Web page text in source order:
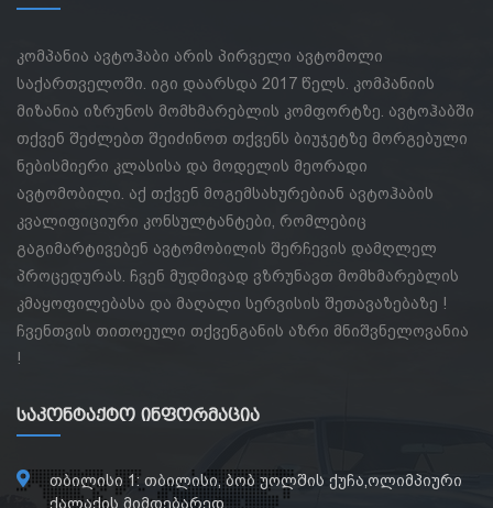
კომპანია ავტოჰაბი არის პირველი ავტომოლი
საქართველოში. იგი დაარსდა 2017 წელს. კომპანიის
მიზანია იზრუნოს მომხმარებლის კომფორტზე. ავტოჰაბში
თქვენ შეძლებთ შეიძინოთ თქვენს ბიუჯეტზე მორგებული
ნებისმიერი კლასისა და მოდელის მეორადი
ავტომობილი. აქ თქვენ მოგემსახურებიან ავტოჰაბის
კვალიფიციური კონსულტანტები, რომლებიც
გაგიმარტივებენ ავტომობილის შერჩევის დამღლელ
პროცედურას. ჩვენ მუდმივად ვზრუნავთ მომხმარებლის
კმაყოფილებასა და მაღალი სერვისის შეთავაზებაზე !
ჩვენთვის თითოეული თქვენგანის აზრი მნიშვნელოვანია
!
Საკონტაქტო Ინფორმაცია
თბილისი 1: თბილისი, ბობ უოლშის ქუჩა,ოლიმპიური
ქალაქის მიმდებარედ.